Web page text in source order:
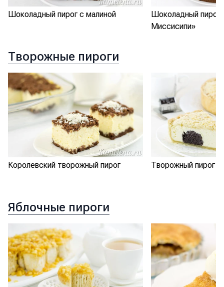
Шоколадный пирог с малиной
Шоколадный пирог
Миссисипи»
Творожные пироги
Королевский творожный пирог Творожный пирог
Яблочные пироги